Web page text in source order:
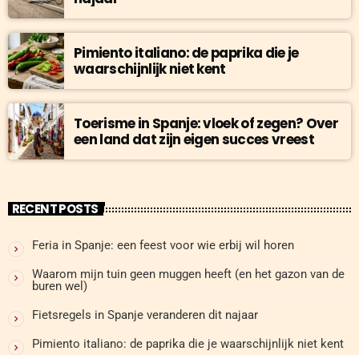
Pimiento italiano: de paprika die je
waarschijnlijk niet kent
Toerisme in Spanje: vloek of zegen? Over
een land dat zijn eigen succes vreest
RECENT POSTS
Feria in Spanje: een feest voor wie erbij wil horen
Waarom mijn tuin geen muggen heeft (en het gazon van de
buren wel)
Fietsregels in Spanje veranderen dit najaar
Pimiento italiano: de paprika die je waarschijnlijk niet kent